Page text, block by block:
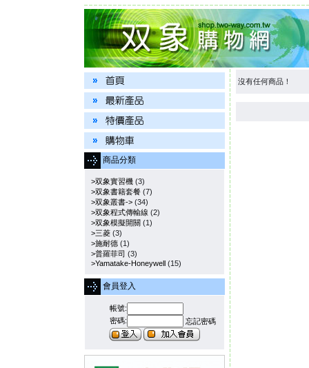
商品分類
>双象實習機(3)
>双象書籍套餐(7)
>双象叢書->(34)
>双象程式傳輸線 (2)
>双象模擬開關(1)
>三菱(3)
>施耐德(1)
>普羅菲司 (3)
>Yamatake-Honeywell(15)
會員登入
帳號:
密碼:
忘記密碼
沒有任何商品！